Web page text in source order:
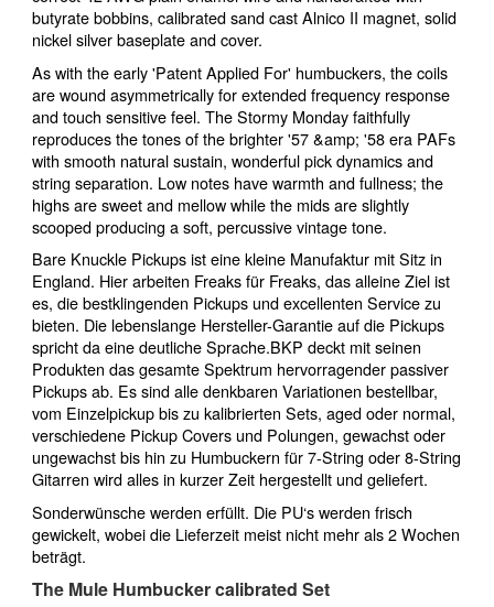
butyrate bobbins, calibrated sand cast Alnico II magnet, solid
nickel silver baseplate and cover.
As with the early 'Patent Applied For' humbuckers, the coils
are wound asymmetrically for extended frequency response
and touch sensitive feel. The Stormy Monday faithfully
reproduces the tones of the brighter '57 &amp; '58 era PAFs
with smooth natural sustain, wonderful pick dynamics and
string separation. Low notes have warmth and fullness; the
highs are sweet and mellow while the mids are slightly
scooped producing a soft, percussive vintage tone.
Bare Knuckle Pickups ist eine kleine Manufaktur mit Sitz in
England. Hier arbeiten Freaks für Freaks, das alleine Ziel ist
es, die bestklingenden Pickups und excellenten Service zu
bieten. Die lebenslange Hersteller-Garantie auf die Pickups
spricht da eine deutliche Sprache.BKP deckt mit seinen
Produkten das gesamte Spektrum hervorragender passiver
Pickups ab. Es sind alle denkbaren Variationen bestellbar,
vom Einzelpickup bis zu kalibrierten Sets, aged oder normal,
verschiedene Pickup Covers und Polungen, gewachst oder
ungewachst bis hin zu Humbuckern für 7-String oder 8-String
Gitarren wird alles in kurzer Zeit hergestellt und geliefert.
Sonderwünsche werden erfüllt. Die PU‘s werden frisch
gewickelt, wobei die Lieferzeit meist nicht mehr als 2 Wochen
beträgt.
The Mule Humbucker calibrated Set